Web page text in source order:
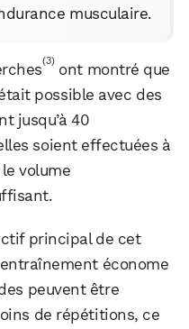
musculaire.
(3) ont montré que
possible avec des
jusqu’à 40
soient effectuées à
volume
principal de cet
économe
peuvent être
de répétitions, ce